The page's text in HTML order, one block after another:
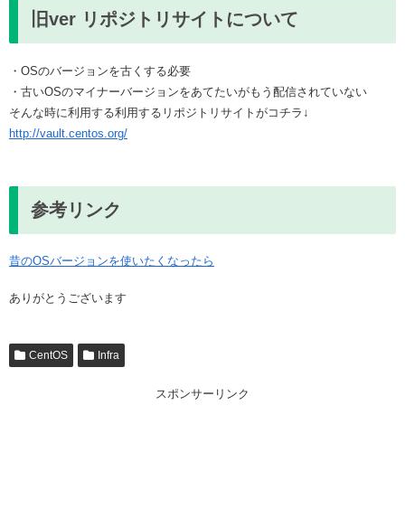
旧ver リポジトリサイトについて
・OSのバージョンを古くする必要
・古いOSのマイナーバージョンをあてたいがもう配信されていない
そんな時に利用する利用するリポジトリサイトがコチラ↓
http://vault.centos.org/
参考リンク
昔のOSバージョンを使いたくなったら
ありがとうございます
CentOS Infra
スポンサーリンク